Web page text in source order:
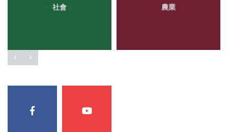
社會 農業